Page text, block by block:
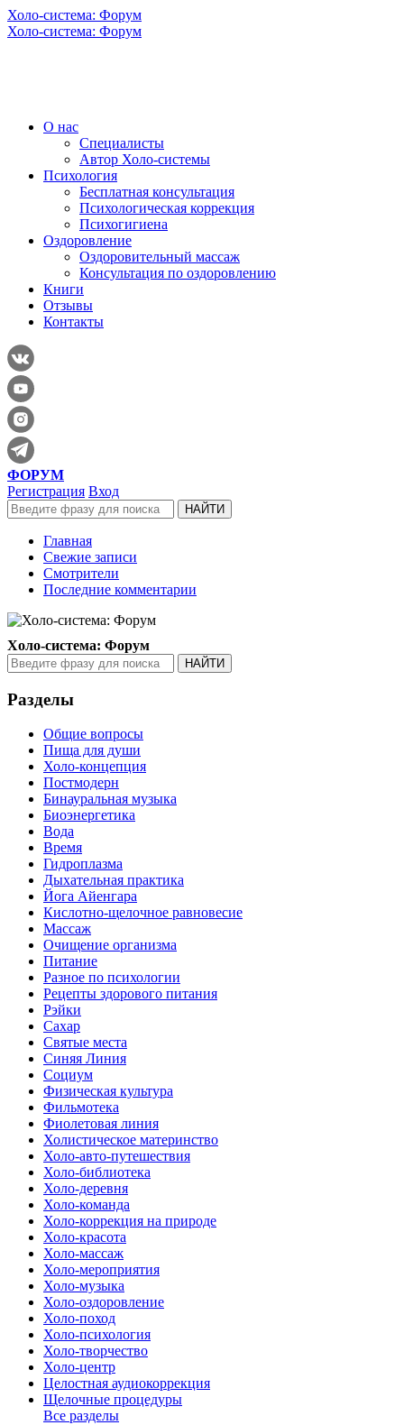
Холо-система: Форум
Холо-система: Форум
О нас
Специалисты
Автор Холо-системы
Психология
Бесплатная консультация
Психологическая коррекция
Психогигиена
Оздоровление
Оздоровительный массаж
Консультация по оздоровлению
Книги
Отзывы
Контакты
ФОРУМ
Регистрация Вход
Главная
Свежие записи
Смотрители
Последние комментарии
Холо-система: Форум
Разделы
Общие вопросы
Пища для души
Холо-концепция
Постмодерн
Бинауральная музыка
Биоэнергетика
Вода
Время
Гидроплазма
Дыхательная практика
Йога Айенгара
Кислотно-щелочное равновесие
Массаж
Очищение организма
Питание
Разное по психологии
Рецепты здорового питания
Рэйки
Сахар
Святые места
Синяя Линия
Социум
Физическая культура
Фильмотека
Фиолетовая линия
Холистическое материнство
Холо-авто-путешествия
Холо-библиотека
Холо-деревня
Холо-команда
Холо-коррекция на природе
Холо-красота
Холо-массаж
Холо-мероприятия
Холо-музыка
Холо-оздоровление
Холо-поход
Холо-психология
Холо-творчество
Холо-центр
Целостная аудиокоррекция
Щелочные процедуры
Все разделы